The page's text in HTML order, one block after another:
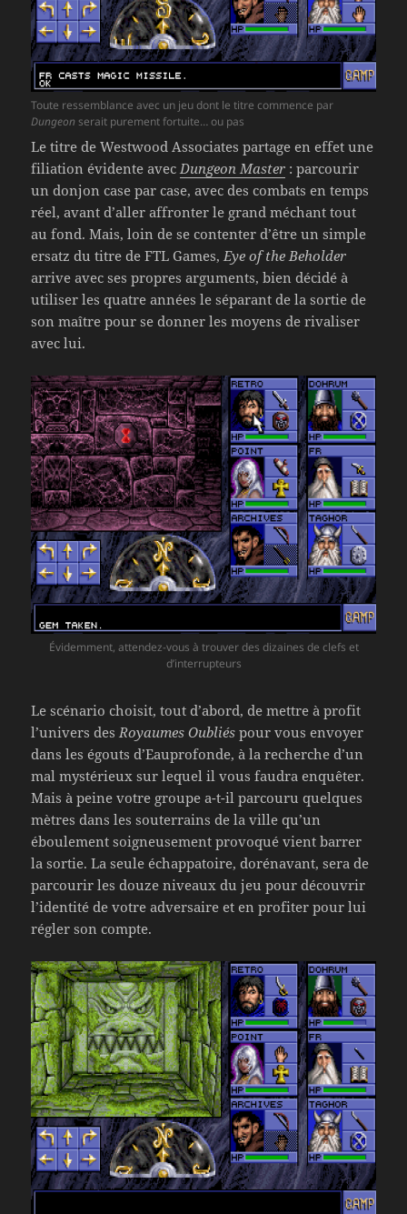
Toute ressemblance avec un jeu dont le titre commence par
Dungeon serait purement fortuite… ou pas
Le titre de Westwood Associates partage en effet une
filiation évidente avecDungeon Master : parcourir
un donjon case par case, avec des combats en temps
réel, avant d’aller affronter le grand méchant tout
au fond. Mais, loin de se contenter d’être un simple
ersatz du titre de FTL Games,Eye of the Beholder
arrive avec ses propres arguments, bien décidé à
utiliser les quatre années le séparant de la sortie de
son maître pour se donner les moyens de rivaliser
avec lui.
Évidemment, attendez-vous à trouver des dizaines de clefs et
d’interrupteurs
Le scénario choisit, tout d’abord, de mettre à profit
l’univers desRoyaumes Oubliés pour vous envoyer
dans les égouts d’Eauprofonde, à la recherche d’un
mal mystérieux sur lequel il vous faudra enquêter.
Mais à peine votre groupe a-t-il parcouru quelques
mètres dans les souterrains de la ville qu’un
éboulement soigneusement provoqué vient barrer
la sortie. La seule échappatoire, dorénavant, sera de
parcourir les douze niveaux du jeu pour découvrir
l’identité de votre adversaire et en profiter pour lui
régler son compte.